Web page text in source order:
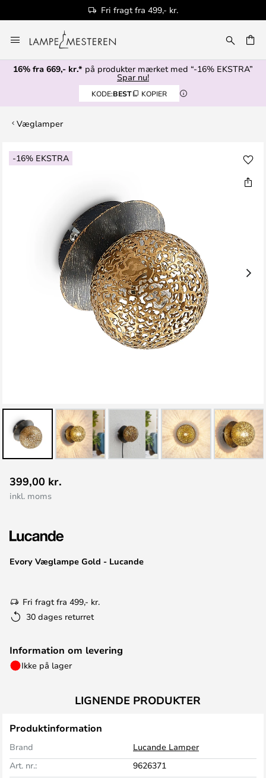
Fri fragt fra 499,- kr.
to
Content
16% fra 669,- kr.* på produkter mærket med “-16% EKSTRA”
Spar nu!
KODE:BEST KOPIER
Væglamper
-16% EKSTRA
Gå
til
til
starten
billedgalleriet
Evory Væglampe Gold - Lucande
399,00 kr.
inkl. moms
Fri fragt fra 499,- kr.
30 dages returret
Information om levering
Ikke på lager
LIGNENDE PRODUKTER
Produktinformation
Brand
Lucande Lamper
Art. nr.:
9626371